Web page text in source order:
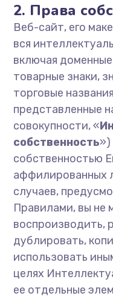
2. Права
Веб-сайт, его
вся
включая
товарные знаки,
торговые
представленные
совокупности, «
собственность»)
собственностью
аффилированных
случаев,
Правилами, вы не
воспроизводить,
дублировать,
использовать
целях
ее отдельные